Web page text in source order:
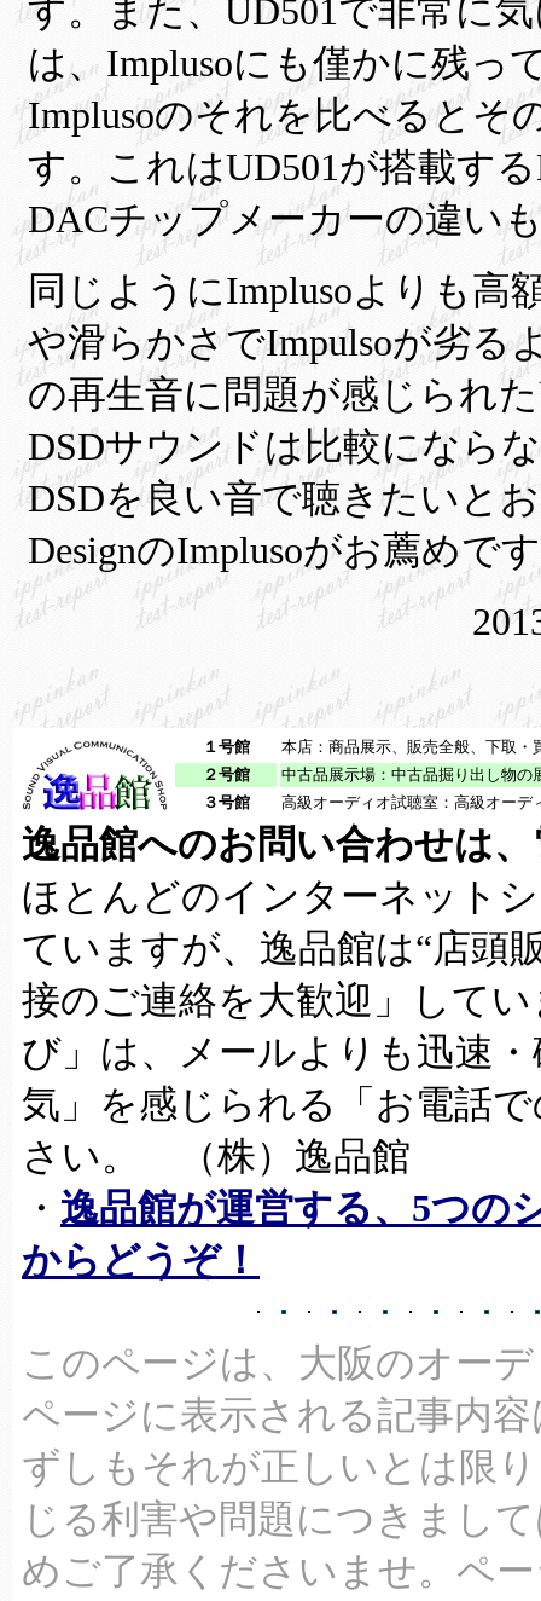
す。また、UD501で非常に
は、Implusoにも僅かに残っ
Implusoのそれを比べるとそ
す。これはUD501が搭載す
DACチップメーカーの違い
同じようにImplusoよりも高
や滑らかさでImpulsoが劣る
の再生音に問題が感じられ
DSDサウンドは比較になら
DSDを良い音で聴きたいと
DesignのImplusoがお薦めで
１号館
本店：商品展示、販売全般、下取・
２号館
中古品展示場：中古品掘り出し物の
３号館
高級オーディオ試聴室：高級オーデ
逸品館へのお問い合わせは、
ほとんどのインターネット
ていますが、逸品館は“店頭
接のご連絡を大歓迎」して
び」は、メールよりも迅速
気」を感じられる「お電話
さい。 （株）逸品館
・ 逸品館が運営する、5つの
からどうぞ！
このページは、大阪のオー
ページに表示される記事内
ずしもそれが正しいとは限
じる利害や問題につきまし
めご了承くださいませ。ペ